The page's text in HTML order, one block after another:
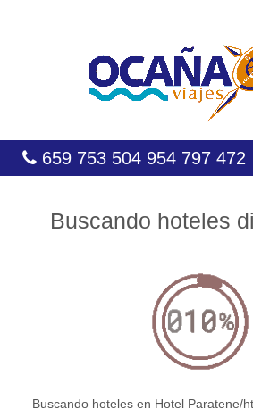
659 753 504 954 797 472
HOTELES
Buscando hoteles
Buscando hoteles en Hotel Paratene/